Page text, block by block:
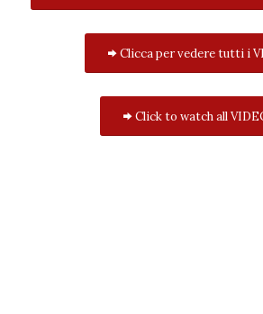
Clicca per vedere tutti i
Click to watch all